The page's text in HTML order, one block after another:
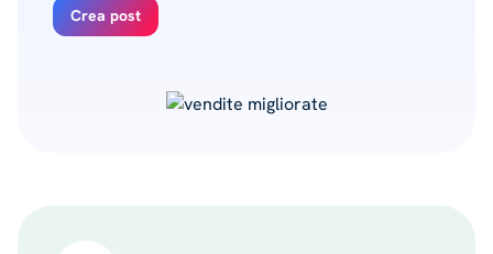
Crea post